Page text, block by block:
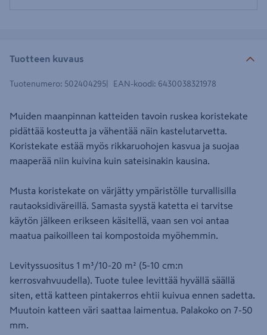
Tuotteen kuvaus
Tuotenumero: 502404295 EAN-koodi: 6430038321978
Muiden maanpinnan katteiden tavoin ruskea koristekate
pidättää kosteutta ja vähentää näin kastelutarvetta.
Koristekate estää myös rikkaruohojen kasvua ja suojaa
maaperää niin kuivina kuin sateisinakin kausina.
Musta koristekate on värjätty ympäristölle turvallisilla
rautaoksidiväreillä. Samasta syystä katetta ei tarvitse
käytön jälkeen erikseen käsitellä, vaan sen voi antaa
maatua paikoilleen tai kompostoida myöhemmin.
Levityssuositus 1 m³/10-20 m² (5-10 cm:n
kerrosvahvuudella). Tuote tulee levittää hyvällä säällä
siten, että katteen pintakerros ehtii kuivua ennen sadetta.
Muutoin katteen väri saattaa laimentua. Palakoko on 7-50
mm.